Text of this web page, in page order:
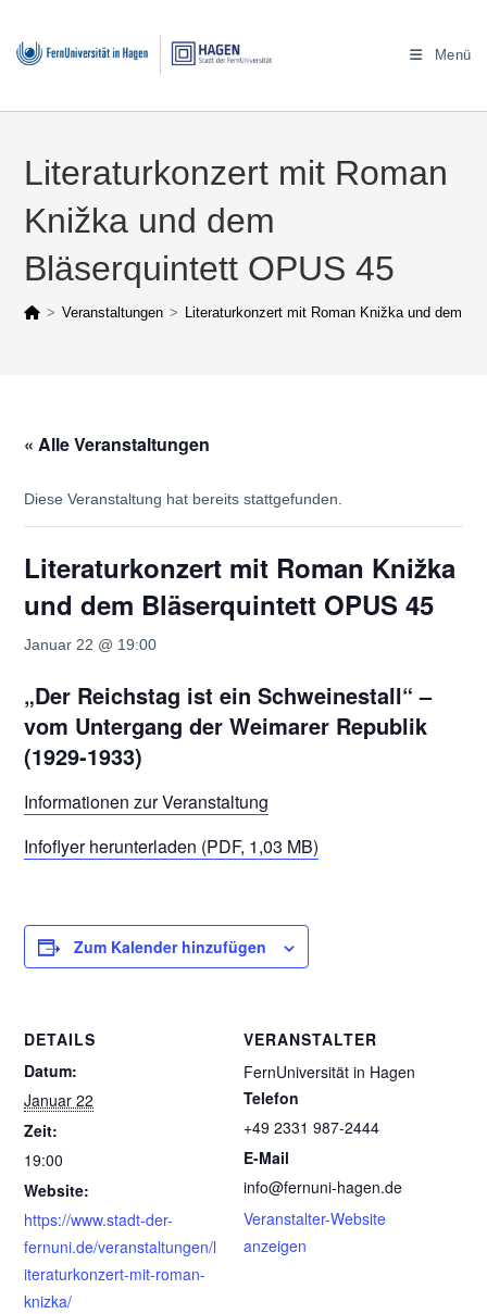
Inhalt
springen
Menü
Literaturkonzert mit Roman
Knižka und dem
Bläserquintett OPUS 45
> Veranstaltungen > Literaturkonzert mit Roman Knižka und dem
« Alle Veranstaltungen
Diese Veranstaltung hat bereits stattgefunden.
Literaturkonzert mit Roman Knižka
und dem Bläserquintett OPUS 45
Januar 22 @ 19:00
„Der Reichstag ist ein Schweinestall“ –
vom Untergang der Weimarer Republik
(1929-1933)
Informationen zur Veranstaltung
Infoflyer herunterladen (PDF, 1,03 MB)
Zum Kalender hinzufügen
DETAILS
Datum:
Januar 22
Zeit:
19:00
Website:
https://www.stadt-der-
fernuni.de/veranstaltungen/l
iteraturkonzert-mit-roman-
knizka/
VERANSTALTER
FernUniversität in Hagen
Telefon
+49 2331 987-2444
E-Mail
info@fernuni-hagen.de
Veranstalter-Website
anzeigen